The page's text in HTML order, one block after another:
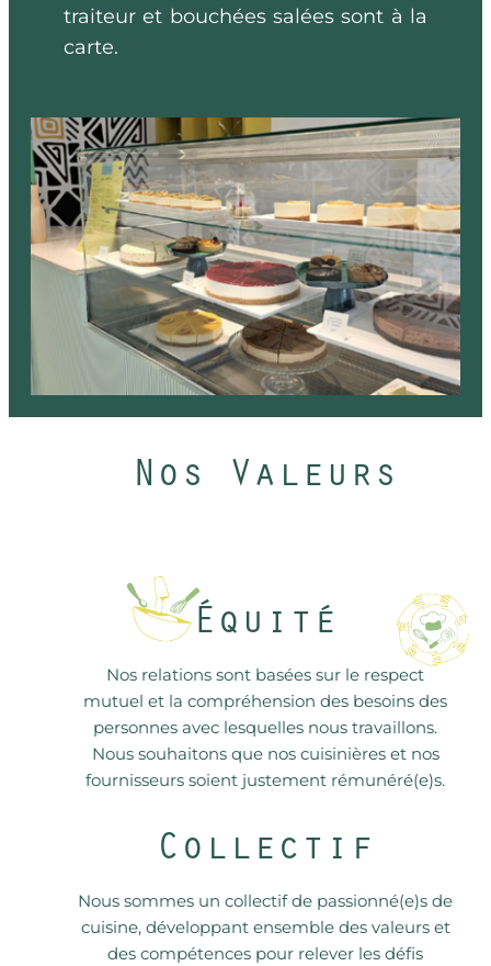
traiteur et bouchées salées sont à la
carte.
Nos Valeurs
Équité
Nos relations sont basées sur le respect
mutuel et la compréhension des besoins des
personnes avec lesquelles nous travaillons.
Nous souhaitons que nos cuisinières et nos
fournisseurs soient justement rémunéré(e)s.
Collectif
Nous sommes un collectif de passionné(e)s de
cuisine, développant ensemble des valeurs et
des compétences pour relever les défis